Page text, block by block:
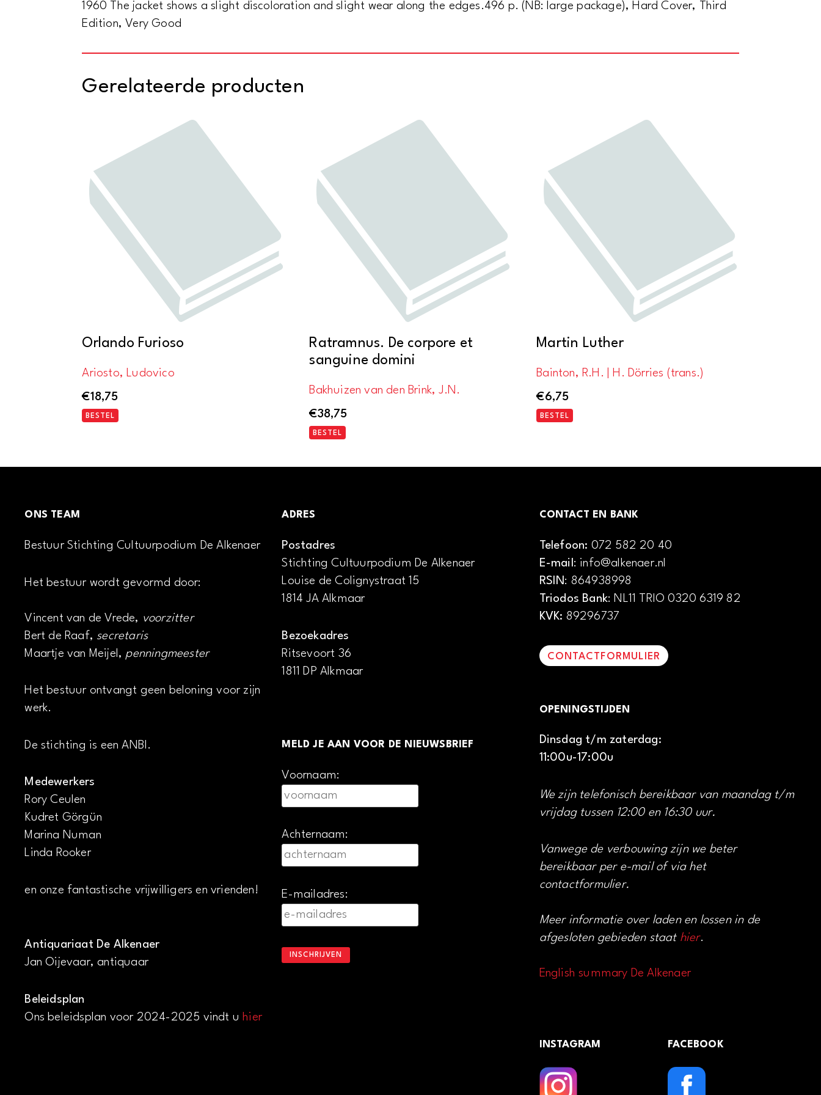
1960 The jacket shows a slight discoloration and slight wear along the edges.496 p. (NB: large package), Hard Cover, Third
Edition, Very Good
Gerelateerde producten
Orlando Furioso
Ariosto, Ludovico
€18,75
BESTEL
Ratramnus. De corpore et
sanguine domini
Bakhuizen van den Brink, J.N.
€38,75
BESTEL
Martin Luther
Bainton, R.H. | H. Dörries (trans.)
€6,75
BESTEL
ONS TEAM
Bestuur Stichting Cultuurpodium De Alkenaer
Het bestuur wordt gevormd door:
Vincent van de Vrede, voorzitter
Bert de Raaf, secretaris
Maartje van Meijel, penningmeester
Het bestuur ontvangt geen beloning voor zijn
werk.
De stichting is een ANBI.
Medewerkers
Rory Ceulen
Kudret Görgün
Marina Numan
Linda Rooker
en onze fantastische vrijwilligers en vrienden!
Antiquariaat De Alkenaer
Jan Oijevaar, antiquaar
Beleidsplan
Ons beleidsplan voor 2024-2025 vindt u hier
ADRES
Postadres
Stichting Cultuurpodium De Alkenaer
Louise de Colignystraat 15
1814 JA Alkmaar
Bezoekadres
Ritsevoort 36
1811 DP Alkmaar
MELD JE AAN VOOR DE NIEUWSBRIEF
Voornaam:
Achternaam:
E-mailadres:
CONTACT EN BANK
Telefoon: 072 582 20 40
E-mail: info@alkenaer.nl
RSIN: 864938998
Triodos Bank: NL11 TRIO 0320 6319 82
KVK: 89296737
CONTACTFORMULIER
OPENINGSTIJDEN
Dinsdag t/m zaterdag:
11:00u-17:00u
We zijn telefonisch bereikbaar van maandag t/m
vrijdag tussen 12:00 en 16:30 uur.
Vanwege de verbouwing zijn we beter
bereikbaar per e-mail of via het
contactformulier.
Meer informatie over laden en lossen in de
afgesloten gebieden staat hier.
English summary De Alkenaer
INSTAGRAM FACEBOOK